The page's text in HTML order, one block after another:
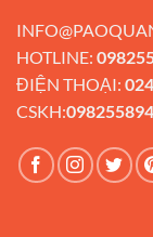
HOTLINE:
ĐIỆN THOẠI:
CSKH: